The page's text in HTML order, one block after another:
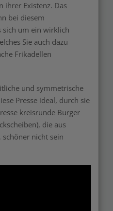
ihrer Existenz. Das
bei diesem
sich um ein wirklich
Sie auch dazu
Frikadellen
und symmetrische
Presse ideal, durch sie
kreisrunde Burger
die aus
schöner nicht sein